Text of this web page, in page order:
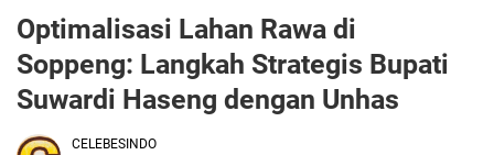
Optimalisasi Lahan Rawa di
Soppeng: Langkah Strategis Bupati
Suwardi Haseng dengan Unhas
CELEBESINDO